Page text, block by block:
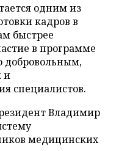
одним из
кадров в
быстрее
в программе
добровольным,
и
специалистов.
Владимир
медицинских